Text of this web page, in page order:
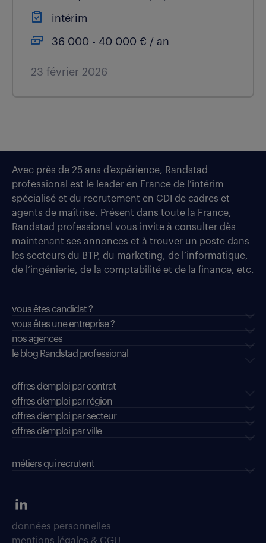
intérim
36 000 - 40 000 € / an
23 février 2026
Avec près de 25 ans d’expérience, Randstad
professional est le leader en France de l’intérim
spécialisé et du recrutement en CDI de cadres et
agents de maîtrise. Présent dans toute la France,
Randstad professional vous invite à consulter dès
maintenant ses annonces et à trouver un poste dans
les secteurs du BTP, du marketing, de l’informatique,
de l’ingénierie, de la comptabilité et de la finance, etc.
vous êtes candidat ?
vous êtes une entreprise ?
nos agences
le blog Randstad professional
offres d'emploi par contrat
offres d'emploi par région
offres d'emploi par secteur
offres d’emploi par ville
métiers qui recrutent
données personnelles
mentions légales & CGU